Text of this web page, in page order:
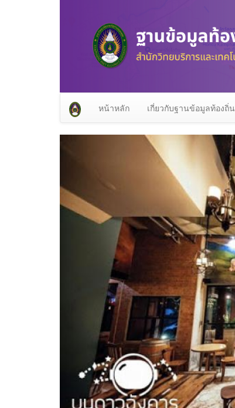
หน้าหลัก เกี่ยวกับฐานข้อมูลท้องถิ่น